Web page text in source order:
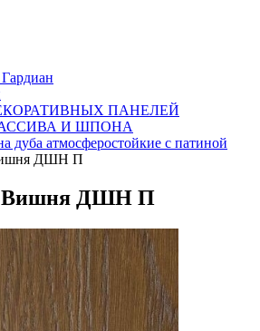
ПАНЕЛЕЙ
И ШПОНА
дуба атмосферостойкие с патиной
ДШН П
Вишня ДШН П